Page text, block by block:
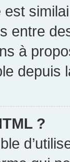
entre
à
depuis
?